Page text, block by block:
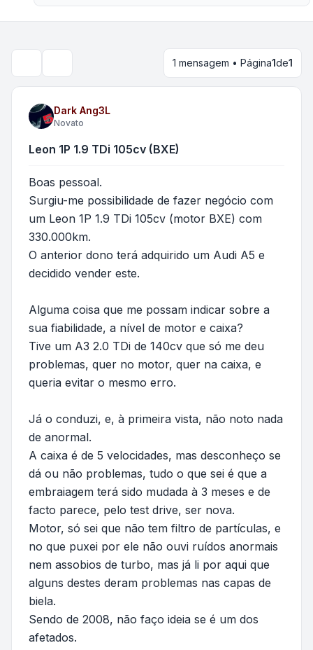
1 mensagem • Página1de1
Dark Ang3L
Novato
Leon 1P 1.9 TDi 105cv (BXE)
Boas pessoal.
Surgiu-me possibilidade de fazer negócio com
um Leon 1P 1.9 TDi 105cv (motor BXE) com
330.000km.
O anterior dono terá adquirido um Audi A5 e
decidido vender este.
Alguma coisa que me possam indicar sobre a
sua fiabilidade, a nível de motor e caixa?
Tive um A3 2.0 TDi de 140cv que só me deu
problemas, quer no motor, quer na caixa, e
queria evitar o mesmo erro.
Já o conduzi, e, à primeira vista, não noto nada
de anormal.
A caixa é de 5 velocidades, mas desconheço se
dá ou não problemas, tudo o que sei é que a
embraiagem terá sido mudada à 3 meses e de
facto parece, pelo test drive, ser nova.
Motor, só sei que não tem filtro de partículas, e
no que puxei por ele não ouvi ruídos anormais
nem assobios de turbo, mas já li por aqui que
alguns destes deram problemas nas capas de
biela.
Sendo de 2008, não faço ideia se é um dos
afetados.